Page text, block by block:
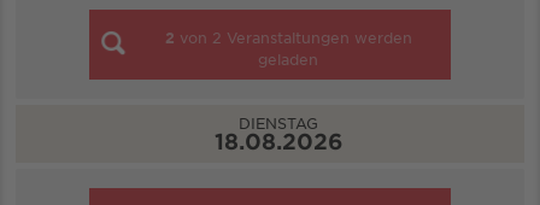
2 von 2 Veranstaltungen werden
geladen
DIENSTAG
18.08.2026